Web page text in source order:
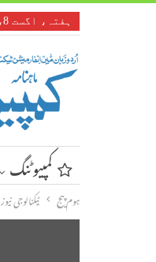
ہفتہ، اگست 8، 2026
کمپیوٹنگ
ہوم پیج ٹیکنالوجی نیوز